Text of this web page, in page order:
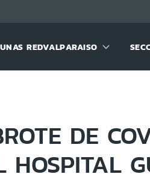
REDVALPARAISO
DE
HOSPITAL